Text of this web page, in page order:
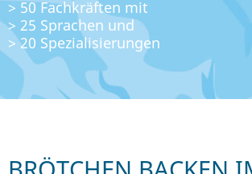
> 50 Fachkräften mit
> 25 Sprachen und
> 20 Spezialisierungen